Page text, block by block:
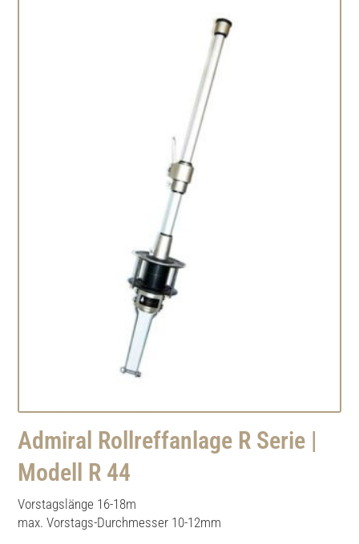
Admiral Rollreffanlage R Serie |
Modell R 44
Vorstagslänge 16-18m
max. Vorstags-Durchmesser 10-12mm